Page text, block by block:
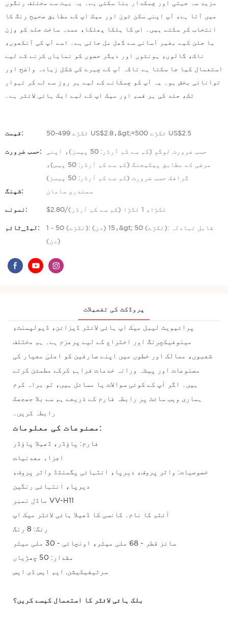
مزید سہ جہتی اور چمکدار بنا سکتی ہے۔ یہ بہت سے مختلف رنگوں
میں آتا ہے، آپ اپنی سکن ٹون اور میک اپ کے مطابق صحیح رنگ کا
انتخاب کر سکتے ہیں۔ اس کا ہلکا پھلکا، عمدہ ساخت جلد کو وزن
یا جلن کیے بغیر آسانی سے گھل مل جاتی ہے۔ اسے آپ کی آنکھوں،
ناک، گالوں، ہونٹوں اور دیگر حصوں کو نمایاں کرنے کے لیے
استعمال کیا جا سکتا ہے تاکہ آپ کے چہرے کی شکل زیادہ واضح اور
توانائی بخش ہو۔ یہ آپ کو چمکانے کے لیے ہر روز سے لے کر تہوار
تک، جلد کی ہر قسم اور میک اپ کے لیے ایک ہائی لائٹر ہے۔
قیمت: 50-499 ٹکڑے US$2.8،&gt;=500 ٹکڑے US$2.5
حسب ضرورت: حسب ضرورت لوگو (کم سے کم آرڈر: 50 پیسز)، اپنی
مرضی کے مطابق پیکیجنگ (کم سے کم آرڈر: 50 پیس)،
گرافک حسب ضرورت (کم سے کم آرڈر: 50 پیسز)
شپنگ: سمندری سامان
نمونے: $2.80/ٹکڑا، 1 ٹکڑا (کم سے کم آرڈر)
لیڈ_ٹائم: 1 - 50 (ٹکڑے): 15 (دن)،&gt; 50 (ٹکڑے): قابل تبادلہ
(دن)
پروڈکٹ کی تفصیلات
پرائیویٹ لیبل میک اپ ہائی لائٹر ڈیزائن، ڈیولپمنٹ،
مینوفیکچرنگ اور اختراع کے لیے پرعزم ہے۔ ہم مختلف
شعبوں، ممالک اور خطوں میں اپنے صارفین کو اعلیٰ معیار کی
مصنوعات اور پیشہ ورانہ خدمات فراہم کرکے مطمئن کرتے
ہیں۔ اگر آپ کے کوئی سوالات یا مسائل ہیں، تو براہ کرم
ہماری ویب سائٹ پر رابطہ فارم کے ذریعے ہم سے بلا جھجھک
رابطہ کریں۔
مصنوعات کی معلومات:
فارم: پاؤڈر، ڈھیلا پاؤڈر
اجزاء معدنیات
خصوصیات: واٹر پروف، دیرپا، انتہائی پگمنٹڈ واٹر پروف،
دیرپا، انتہائی رنگین
ماڈل نمبر VV-H11
آئٹم کا نام۔ کانسی کا ڈھیلا ہائی لائٹر میک اپ
رنگ: 8 رنگ
سائز قطر - 68 ملی میٹر، اونچائی - 30 ملی میٹر
مقدار: 50 چھڑیاں
سرٹیفیکیشن. ایم ایس ڈی ایس
بلک ہائی لائٹر کا استعمال کیسے کریں؟